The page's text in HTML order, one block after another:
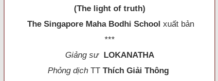
(The light of truth)
The Singapore Maha Bodhi School xuất bản
***
Giảng sư
LOKANATHA
Phỏng dịch TT Thích Giải Thông